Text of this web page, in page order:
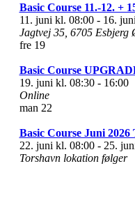
Basic Course 11.-12. +
11. juni kl. 08:00- 16.
Jagtvej 35, 6705 Esbjerg
fre 19
Basic Course
19. juni kl. 08:30- 16:00
Online
man 22
Basic Course Juni 2026
22. juni kl. 08:00- 25.
Torshavn lokation følger